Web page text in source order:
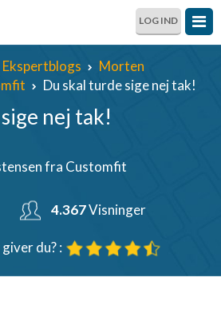
LOG IND
Ekspertblogs
Morten
Du skal turde sige nej tak!
nej tak!
fra Customfit
4.367Visninger
du? :